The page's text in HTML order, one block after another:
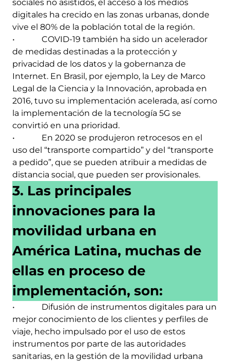
sociales no asistidos, el acceso a los medios
digitales ha crecido en las zonas urbanas, donde
vive el 80% de la población total de la región.
• COVID-19 también ha sido un acelerador
de medidas destinadas a la protección y
privacidad de los datos y la gobernanza de
Internet. En Brasil, por ejemplo, la Ley de Marco
Legal de la Ciencia y la Innovación, aprobada en
2016, tuvo su implementación acelerada, así como
la implementación de la tecnología 5G se
convirtió en una prioridad.
• En 2020 se produjeron retrocesos en el
uso del “transporte compartido” y del “transporte
a pedido”, que se pueden atribuir a medidas de
distancia social, que pueden ser provisionales.
3. Las principales
innovaciones para la
movilidad urbana en
América Latina, muchas de
ellas en proceso de
implementación, son:
• Difusión de instrumentos digitales para un
mejor conocimiento de los clientes y perfiles de
viaje, hecho impulsado por el uso de estos
instrumentos por parte de las autoridades
sanitarias, en la gestión de la movilidad urbana